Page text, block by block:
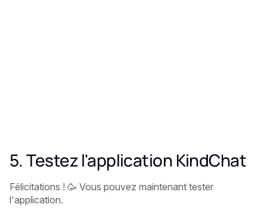
5. Testez l'application KindChat
Félicitations ! 🥳 Vous pouvez maintenant tester
l'application.